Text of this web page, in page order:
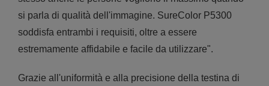
si parla di qualità dell'immagine. SureColor P5300
soddisfa entrambi i requisiti, oltre a essere
estremamente affidabile e facile da utilizzare".
Grazie all'uniformità e alla precisione della testina di